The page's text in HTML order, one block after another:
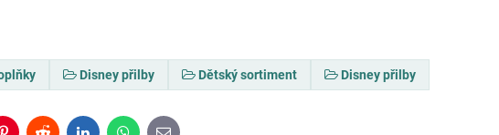
Disney přilby Dětský sortiment Disney přilby